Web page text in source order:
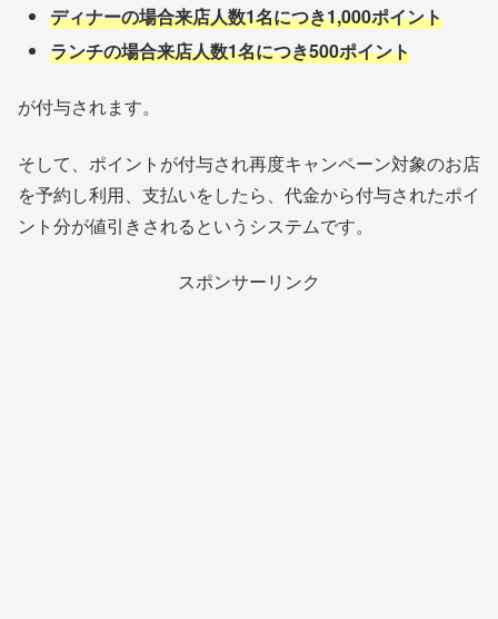
ディナーの場合来店人数1名につき1,000ポイント
ランチの場合来店人数1名につき500ポイント
が付与されます。
そして、ポイントが付与され再度キャンペーン対象のお店
を予約し利用、支払いをしたら、代金から付与されたポイ
ント分が値引きされるというシステムです。
スポンサーリンク